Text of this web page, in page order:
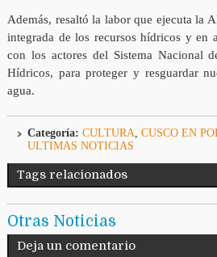
Además, resaltó la labor que ejecuta la
integrada de los recursos hídricos y en
con los actores del Sistema Nacional
Hídricos, para proteger y resguardar
agua.
Categoría: CULTURA CUSCO EN
ULTIMAS NOTICIAS
Tags relacionados
Otras Noticias
Deja un comentario